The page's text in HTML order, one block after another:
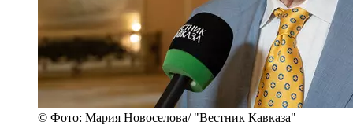
© Фото: Мария Новоселова/ "Вестник Кавказа"